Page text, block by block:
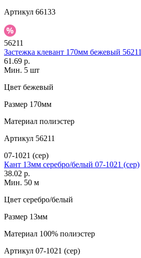
Артикул 66133
56211
Застежка клевант 170мм бежевый 56211
61.69 р.
Мин. 5 шт
Цвет бежевый
Размер 170мм
Материал полиэстер
Артикул 56211
07-1021 (сер)
Кант 13мм серебро/белый 07-1021 (сер)
38.02 р.
Мин. 50 м
Цвет серебро/белый
Размер 13мм
Материал 100% полиэстер
Артикул 07-1021 (сер)